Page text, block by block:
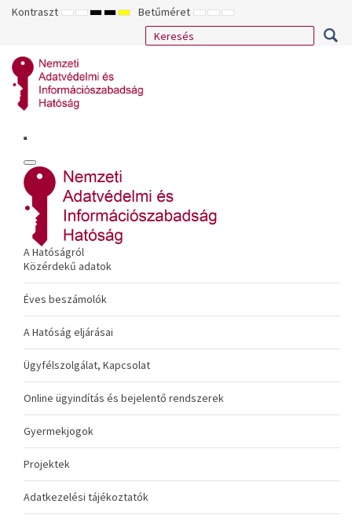
Kontraszt ALAPÉRTELMEZETT
ÉJSZAKAI
NAGY
KONTRASZTÚ
NAGY
KONTRASZTÚ
NAGY
KONTRASZTÚ
SÁRGA
FEKETE
Betűméret KISEBB
BETŰTÍPUS
ALAPÉRTELMEZETT
BETŰMÉRET
NAGYOBB
BETŰMÉRET
A Hatóságról
Közérdekű adatok
Éves beszámolók
A Hatóság eljárásai
Ügyfélszolgálat, Kapcsolat
Online ügyindítás és bejelentő rendszerek
Gyermekjogok
Projektek
Adatkezelési tájékoztatók